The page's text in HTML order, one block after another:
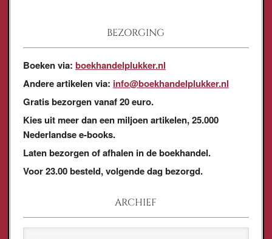
BEZORGING
Boeken via: boekhandelplukker.nl
Andere artikelen via: info@boekhandelplukker.nl
Gratis bezorgen vanaf 20 euro.
Kies uit meer dan een miljoen artikelen, 25.000
Nederlandse e-books.
Laten bezorgen of afhalen in de boekhandel.
Voor 23.00 besteld, volgende dag bezorgd.
ARCHIEF